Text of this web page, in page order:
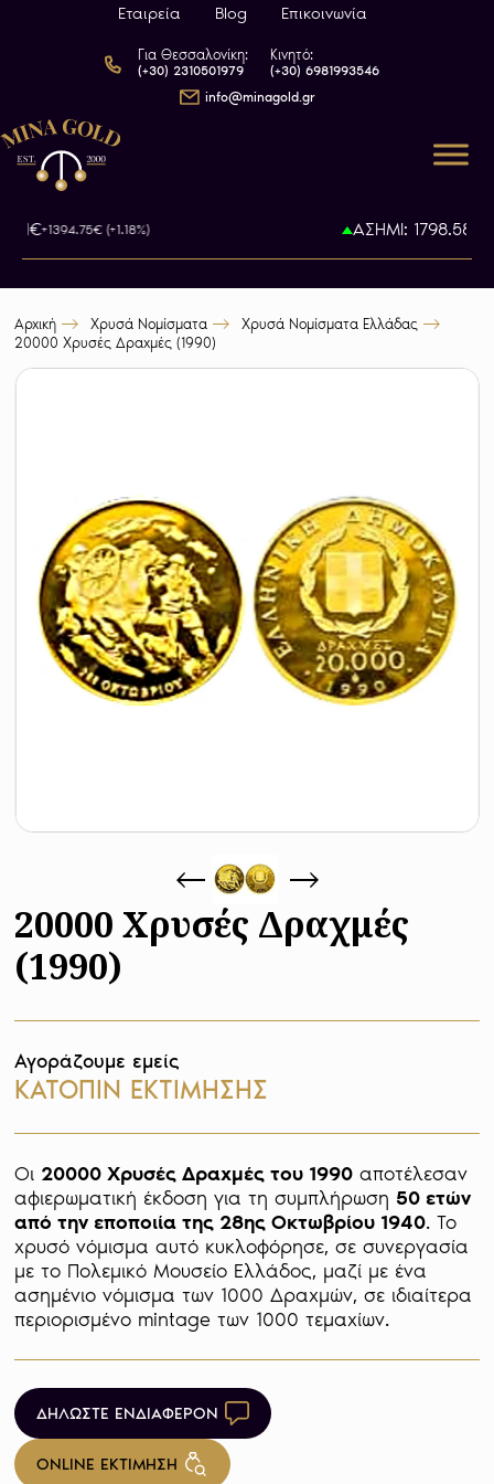
Εταιρεία Blog Επικοινωνία
Για Θεσσαλονίκη:
(+30) 2310501979
Κινητό:
(+30) 6981993546
info@minagold.gr
+1394.75€ (+1.18%) ΑΣΗΜΙ: 1798.58€
Αρχική Χρυσά Νομίσματα
Χρυσά Νομίσματα Ελλάδας
20000 Χρυσές Δραχμές (1990)
20000 Χρυσές Δραχμές
(1990)
Αγοράζουμε εμείς
ΚΑΤΟΠΙΝ ΕΚΤΙΜΗΣΗΣ
Οι 20000 Χρυσές Δραχμές του 1990 αποτέλεσαν
αφιερωματική έκδοση για τη συμπλήρωση 50 ετών
από την εποποιία της 28ης Οκτωβρίου 1940. Το
χρυσό νόμισμα αυτό κυκλοφόρησε, σε συνεργασία
με το Πολεμικό Μουσείο Ελλάδος, μαζί με ένα
ασημένιο νόμισμα των 1000 Δραχμών, σε ιδιαίτερα
περιορισμένο mintage των 1000 τεμαχίων.
ΔΗΛΩΣΤΕ ΕΝΔΙΑΦΕΡΟΝ
ONLINE ΕΚΤΙΜΗΣΗ